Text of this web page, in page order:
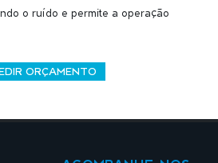
o ruído e permite a operação
ORÇAMENTO